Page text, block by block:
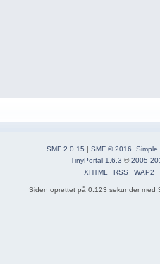
SMF 2.0.15 | SMF © 2016
Simple
TinyPortal 1.6.3 ©2005-
XHTML
RSS WAP2
Siden oprettet på 0.123 sekunder med